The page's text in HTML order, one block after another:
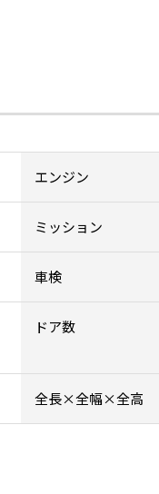
エンジン
ミッション
車検
ドア数
全長×全幅×全高